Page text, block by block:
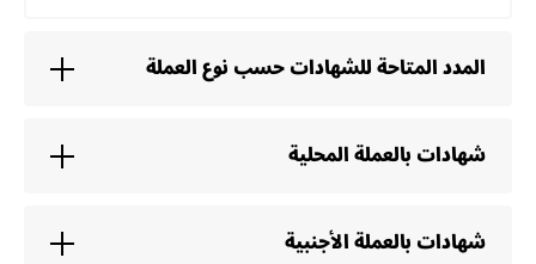
المدد المتاحة للشهادات حسب نوع العملة
شهادات بالعملة المحلية
شهادات بالعملة الأجنبية